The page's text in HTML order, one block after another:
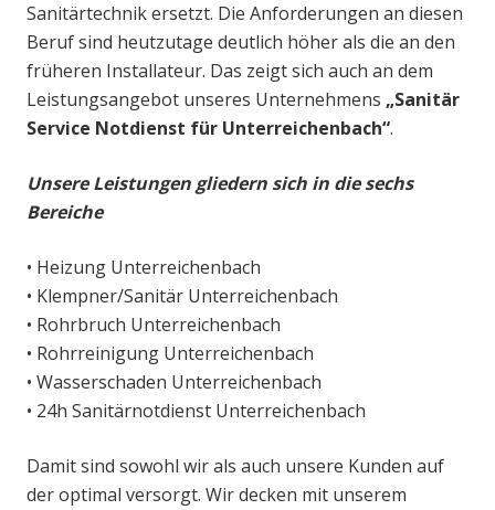
Sanitärtechnik ersetzt. Die Anforderungen an diesen
Beruf sind heutzutage deutlich höher als die an den
früheren Installateur. Das zeigt sich auch an dem
Leistungsangebot unseres Unternehmens „Sanitär
Service Notdienst für Unterreichenbach“.
Unsere Leistungen gliedern sich in die sechs
Bereiche
• Heizung Unterreichenbach
• Klempner/Sanitär Unterreichenbach
• Rohrbruch Unterreichenbach
• Rohrreinigung Unterreichenbach
• Wasserschaden Unterreichenbach
• 24h Sanitärnotdienst Unterreichenbach
Damit sind sowohl wir als auch unsere Kunden auf
der optimal versorgt. Wir decken mit unserem